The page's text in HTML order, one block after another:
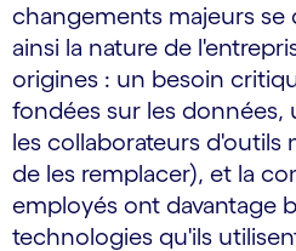
changements majeurs
ainsi la nature de
origines : un besoin
fondées sur les
les collaborateurs d'outils
de les remplacer), et la
employés ont davantage
technologies qu'ils